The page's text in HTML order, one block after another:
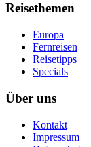
Reisethemen
Europa
Fernreisen
Reisetipps
Specials
Über uns
Kontakt
Impressum